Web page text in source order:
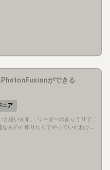
ワーク部分のテスト、不具合の調
しています。 ※メンターの形でも
と幸いです。
PhotonFusionができる
ニア
ダーのきゅうりで
ラマーだけに、 きゅうりが
他、動かなかったらできないよね。